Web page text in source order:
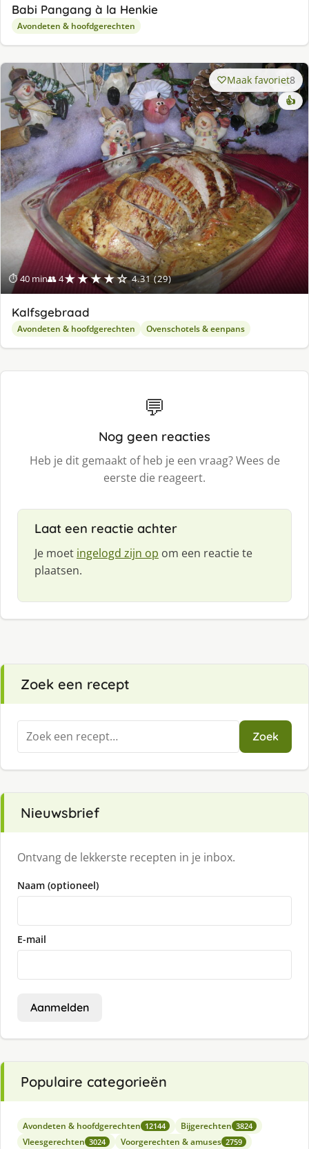
Babi Pangang à la Henkie
Avondeten & hoofdgerechten
⏱ 40 min👥 4★★★★☆ 4.31 (29)
Maak favoriet8
👍
Kalfsgebraad
Avondeten & hoofdgerechten Ovenschotels & eenpans
💬
Nog geen reacties
Heb je dit gemaakt of heb je een vraag? Wees de
eerste die reageert.
Laat een reactie achter
Je moet ingelogd zijn op om een reactie te
plaatsen.
Zoek een recept
Zoeken
naar:
Zoek
Nieuwsbrief
Ontvang de lekkerste recepten in je inbox.
Naam (optioneel)
E-mail
Aanmelden
Populaire categorieën
Avondeten & hoofdgerechten 12144 Bijgerechten 3824
Vleesgerechten 3024 Voorgerechten & amuses 2759